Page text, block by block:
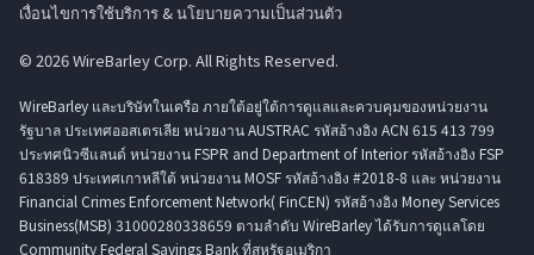
เงื่อนไขการใช้บริการ & นโยบายความเป็นส่วนตัว
© 2026 WireBarley Corp. All Rights Reserved.
WireBarley และบริษัทในเครือ ภายใต้อยู่ใต้การดูแลและควบคุมของหน่วยงาน
รัฐบาล ประเทศออสเตรเลีย หน่วยงาน AUSTRAC รหัสอ้างอิง ACN 615 413 799
ประทศนิวซีแลนด์ หน่วยงาน FSPR and Department of Interior รหัสอ้างอิง FSP
618389 ประเทศเกาหลีใต้ หน่วยงาน MOSF รหัสอ้างอิง #2018-8 และ หน่วยงาน
Financial Crimes Enforcement Network( FinCEN) รหัสอ้างอิง Money Services
Business(MSB) 31000280338659 ตามลำดับ WireBarley ได้รับการดูแลโดย
Community Federal Savings Bank ที่สหรัฐอเมริกา